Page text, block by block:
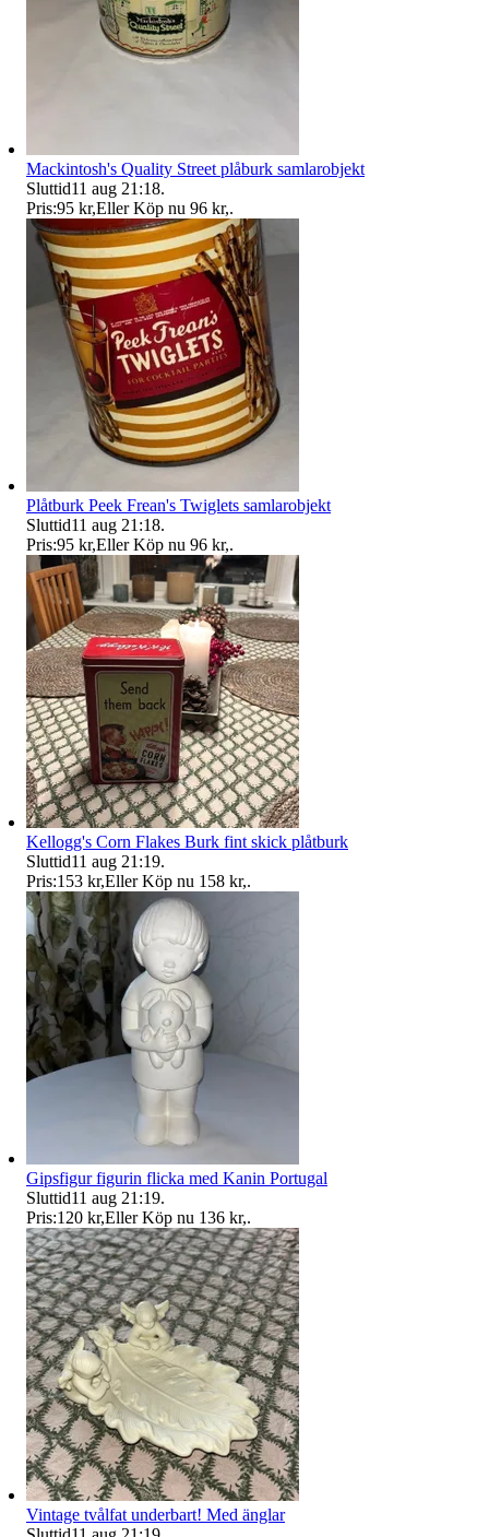
Mackintosh's Quality Street plåburk samlarobjekt
Sluttid11 aug 21:18.
Pris:95 kr,Eller Köp nu 96 kr,.
Plåtburk Peek Frean's Twiglets samlarobjekt
Sluttid11 aug 21:18.
Pris:95 kr,Eller Köp nu 96 kr,.
Kellogg's Corn Flakes Burk fint skick plåtburk
Sluttid11 aug 21:19.
Pris:153 kr,Eller Köp nu 158 kr,.
Gipsfigur figurin flicka med Kanin Portugal
Sluttid11 aug 21:19.
Pris:120 kr,Eller Köp nu 136 kr,.
Vintage tvålfat underbart! Med änglar